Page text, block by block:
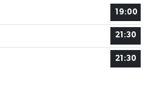
19:00
21:30
21:30